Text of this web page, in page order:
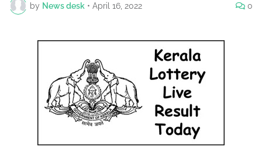
by News desk • April 16, 2022 0